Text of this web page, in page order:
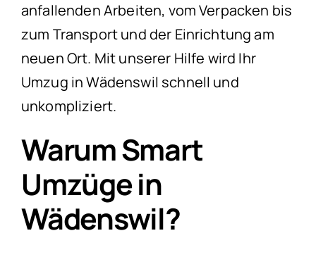
anfallenden Arbeiten, vom Verpacken bis
zum Transport und der Einrichtung am
neuen Ort. Mit unserer Hilfe wird Ihr
Umzug in Wädenswil schnell und
unkompliziert.
Warum Smart
Umzüge in
Wädenswil?